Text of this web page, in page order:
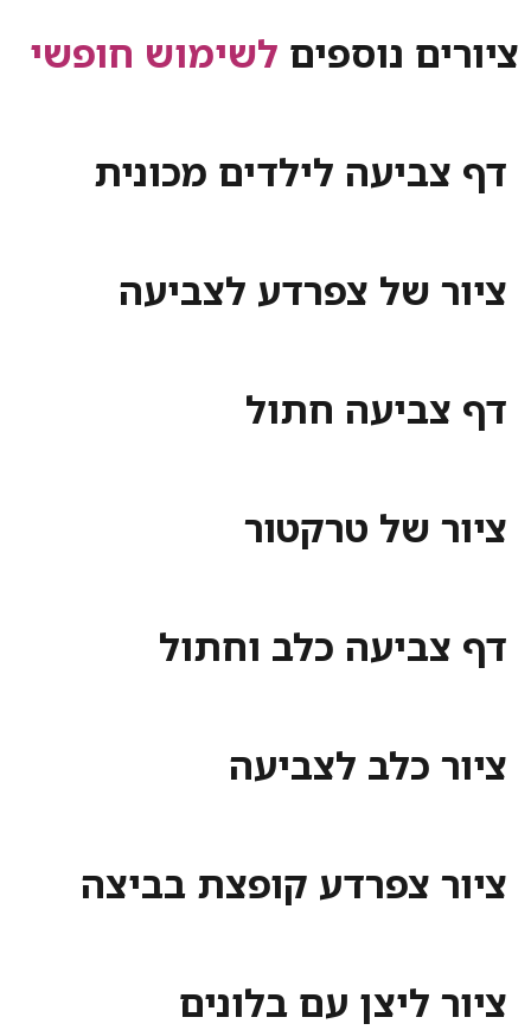
ציורים נוספים לשימוש חופשי
דף צביעה לילדים מכונית
ציור של צפרדע לצביעה
דף צביעה חתול
ציור של טרקטור
דף צביעה כלב וחתול
ציור כלב לצביעה
ציור צפרדע קופצת בביצה
ציור ליצן עם בלונים